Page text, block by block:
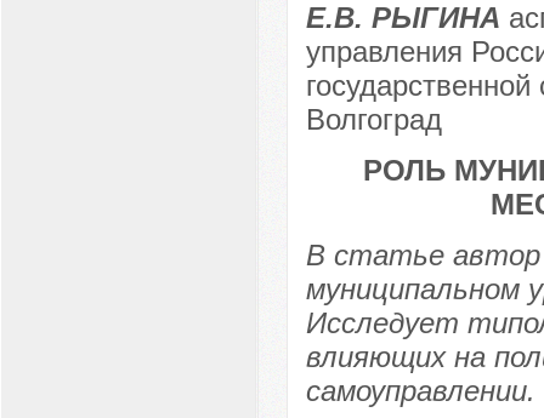
Е.В. РЫГИНА
управления
Волгоград
РОЛЬ
В статье автор
муниципальном
Исследует
влияющих на
самоуправлении.